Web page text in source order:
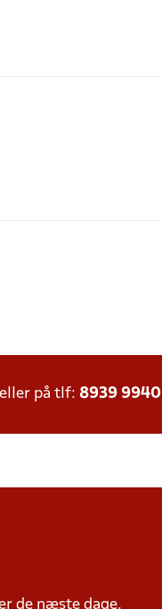
eller på tlf: 8939 9940
de næste dage.